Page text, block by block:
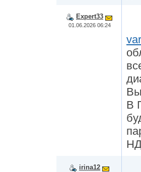
Expert33
01.06.2026 06:24
В
irina12